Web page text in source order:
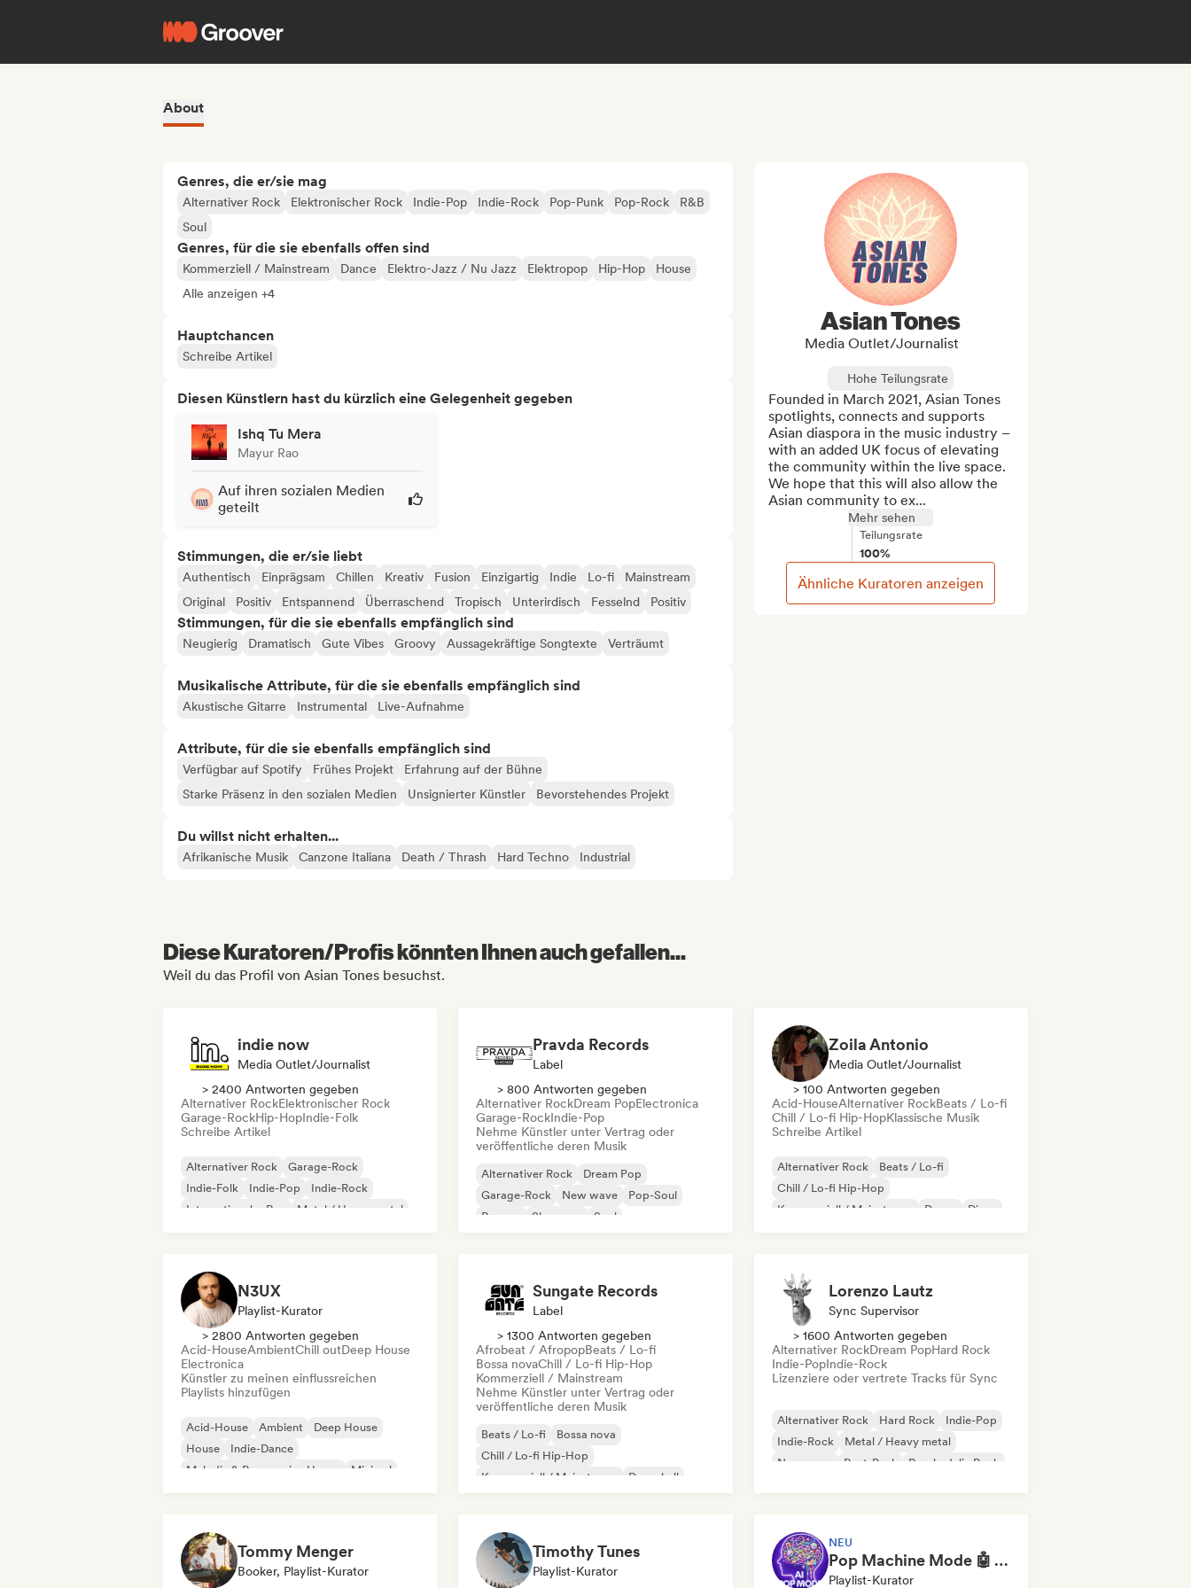
About
Genres, die er/sie mag
Alternativer Rock Elektronischer Rock Indie-Pop Indie-Rock Pop-Punk Pop-Rock
R&B
Soul
Genres, für die sie ebenfalls offen sind
Kommerziell / Mainstream Dance Elektro-Jazz / Nu Jazz Elektropop Hip-Hop
House
Alle anzeigen +4
Hauptchancen
Schreibe Artikel
Diesen Künstlern hast du kürzlich eine Gelegenheit gegeben
Ishq Tu Mera
Mayur Rao
Auf ihren sozialen Medien
geteilt
Stimmungen, die er/sie liebt
Authentisch Einprägsam Chillen Kreativ Fusion Einzigartig Indie Lo-fi
Mainstream
Original
Positiv Entspannend Überraschend Tropisch Unterirdisch Fesselnd Positiv
Stimmungen, für die sie ebenfalls empfänglich sind
Neugierig Dramatisch Gute Vibes Groovy Aussagekräftige Songtexte Verträumt
Musikalische Attribute, für die sie ebenfalls empfänglich sind
Akustische Gitarre Instrumental Live-Aufnahme
Attribute, für die sie ebenfalls empfänglich sind
Verfügbar auf Spotify Frühes Projekt
Erfahrung auf der Bühne
Starke Präsenz in den sozialen Medien
Unsignierter Künstler Bevorstehendes Projekt
Du willst nicht erhalten...
Afrikanische Musik Canzone Italiana Death / Thrash Hard Techno Industrial
Asian Tones
Media Outlet/Journalist
Hohe Teilungsrate
Founded in March 2021, Asian Tones
spotlights, connects and supports
Asian diaspora in the music industry –
with an added UK focus of elevating
the community within the live space.
We hope that this will also allow the
Asian community to ex...
Mehr sehen
Teilungsrate
100%
Ähnliche Kuratoren anzeigen
Diese Kuratoren/Profis könnten Ihnen auch gefallen...
Weil du das Profil von Asian Tones besuchst.
indie now
Media Outlet/Journalist
> 2400 Antworten gegeben
Alternativer RockElektronischer Rock
Garage-RockHip-HopIndie-Folk
Schreibe Artikel
Alternativer Rock
Garage-Rock
Indie-Folk
Indie-Pop
Indie-Rock
Internationaler Rap
Metal / Heavy metal
Pravda Records
Label
> 800 Antworten gegeben
Alternativer RockDream PopElectronica
Garage-RockIndie-Pop
Nehme Künstler unter Vertrag oder
veröffentliche deren Musik
Alternativer Rock
Dream Pop
Garage-Rock
New wave
Pop-Soul
Reggae
Shoegaze Soul
Zoila Antonio
Media Outlet/Journalist
> 100 Antworten gegeben
Acid-HouseAlternativer RockBeats / Lo-fi
Chill / Lo-fi Hip-HopKlassische Musik
Schreibe Artikel
Alternativer Rock
Beats / Lo-fi
Chill / Lo-fi Hip-Hop
Kommerziell / Mainstream
Dance
Disco
N3UX
Playlist-Kurator
> 2800 Antworten gegeben
Acid-HouseAmbientChill outDeep House
Electronica
Künstler zu meinen einflussreichen
Playlists hinzufügen
Acid-House Ambient
Deep House
House
Indie-Dance
Melodic & Progressive House
Minimal
Sungate Records
Label
> 1300 Antworten gegeben
Afrobeat / AfropopBeats / Lo-fi
Bossa novaChill / Lo-fi Hip-Hop
Kommerziell / Mainstream
Nehme Künstler unter Vertrag oder
veröffentliche deren Musik
Beats / Lo-fi
Bossa nova
Chill / Lo-fi Hip-Hop
Kommerziell / Mainstream
Dancehall
Lorenzo Lautz
Sync Supervisor
> 1600 Antworten gegeben
Alternativer RockDream PopHard Rock
Indie-PopIndie-Rock
Lizenziere oder vertrete Tracks für Sync
Alternativer Rock Hard Rock
Indie-Pop
Indie-Rock
Metal / Heavy metal
New wave
Post-Punk Psychedelic Rock
Tommy Menger
Booker, Playlist-Kurator
Timothy Tunes
Playlist-Kurator
NEU
Pop Machine Mode 🤖 AI Music, Indie Pop & Dream Pop
Playlist-Kurator